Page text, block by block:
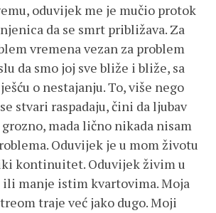
oduvijek me je mučio protok
da se smrt približava. Za
vremena vezan za problem
da smo joj sve bliže i bliže, sa
o nestajanju. To, više nego
stvari raspadaju, čini da ljubav
mada lično nikada nisam
Oduvijek je u mom životu
kontinuitet. Oduvijek živim u
ili manje istim kvartovima. Moja
traje već jako dugo. Moji